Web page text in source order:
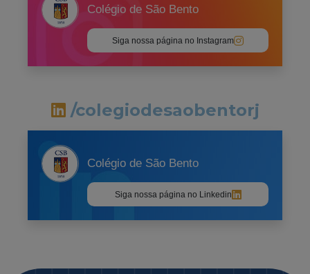
Colégio de São Bento
Siga nossa página no Instagram
/colegiodesaobentorj
Colégio de São Bento
Siga nossa página no Linkedin